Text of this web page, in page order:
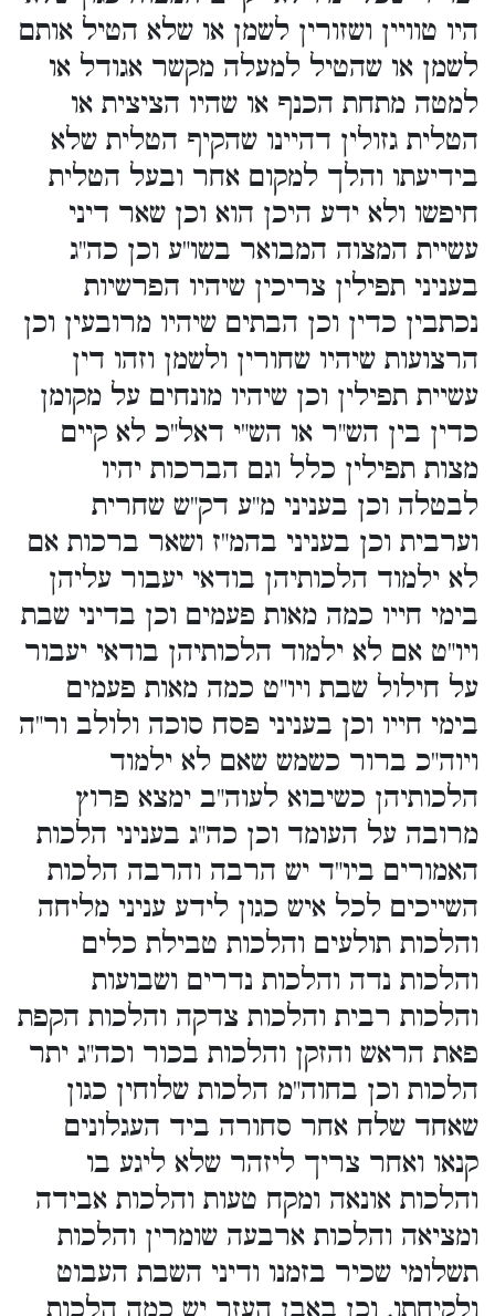
היו טוויין ושזורין לשמן או שלא הטיל אותם
לשמן או שהטיל למעלה מקשר אגודל או
למטה מתחת הכנף או שהיו הציצית או
הטלית גזולין דהיינו שהקיף הטלית שלא
בידיעתו והלך למקום אחר ובעל הטלית
חיפשו ולא ידע היכן הוא וכן שאר דיני
עשיית המצוה המבואר בשו"ע וכן כה"ג
בעניני תפילין צריכין שיהיו הפרשיות
נכתבין כדין וכן הבתים שיהיו מרובעין וכן
הרצועות שיהיו שחורין ולשמן וזהו דין
עשיית תפילין וכן שיהיו מונחים על מקומן
כדין בין הש"ר או הש"י דאל"כ לא קיים
מצות תפילין כלל וגם הברכות יהיו
לבטלה וכן בעניני מ"ע דק"ש שחרית
וערבית וכן בעניני בהמ"ז ושאר ברכות אם
לא ילמוד הלכותיהן בודאי יעבור עליהן
בימי חייו כמה מאות פעמים וכן בדיני שבת
ויו"ט אם לא ילמוד הלכותיהן בודאי יעבור
על חילול שבת ויו"ט כמה מאות פעמים
בימי חייו וכן בעניני פסח סוכה ולולב ור"ה
ויוה"כ ברור כשמש שאם לא ילמוד
הלכותיהן כשיבוא לעוה"ב ימצא פרוץ
מרובה על העומד וכן כה"ג בעניני הלכות
האמורים ביו"ד יש הרבה והרבה הלכות
השייכים לכל איש כגון לידע עניני מליחה
והלכות תולעים והלכות טבילת כלים
והלכות נדה והלכות נדרים ושבועות
והלכות רבית והלכות צדקה והלכות הקפת
פאת הראש והזקן והלכות בכור וכה"ג יתר
הלכות וכן בחוה"מ הלכות שלוחין כגון
שאחד שלח אחר סחורה ביד העגלונים
קנאו ואחר צריך ליזהר שלא ליגע בו
והלכות אונאה ומקח טעות והלכות אבידה
ומציאה והלכות ארבעה שומרין והלכות
תשלומי שכיר בזמנו ודיני השבת העבוט